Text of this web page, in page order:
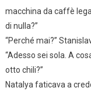
macchina da caffè
di nulla?”
“Perché mai?”
“Adesso sei sola. A
otto chili?”
Natalya faticava a